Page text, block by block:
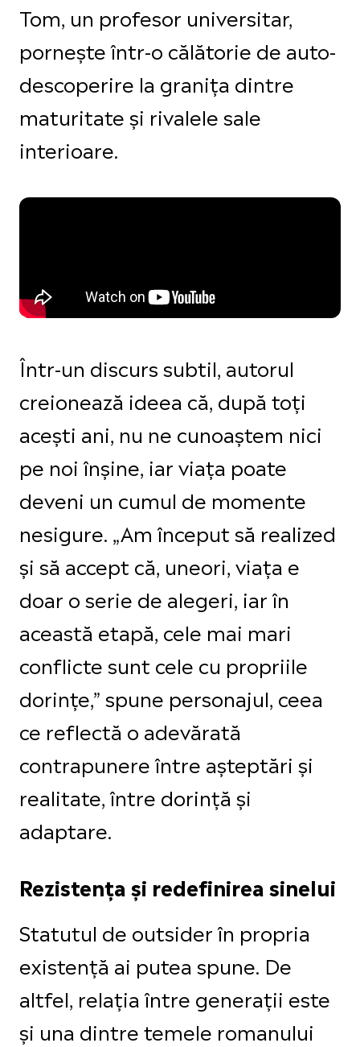
Tom, un profesor universitar,
pornește într-o călătorie de auto-
descoperire la granița dintre
maturitate și rivalele sale
interioare.
Într-un discurs subtil, autorul
creionează ideea că, după toți
acești ani, nu ne cunoaștem nici
pe noi înșine, iar viața poate
deveni un cumul de momente
nesigure. „Am început să realized
și să accept că, uneori, viața e
doar o serie de alegeri, iar în
această etapă, cele mai mari
conflicte sunt cele cu propriile
dorințe,” spune personajul, ceea
ce reflectă o adevărată
contrapunere între așteptări și
realitate, între dorință și
adaptare.
Rezistența și redefinirea sinelui
Statutul de outsider în propria
existență ai putea spune. De
altfel, relația între generații este
și una dintre temele romanului